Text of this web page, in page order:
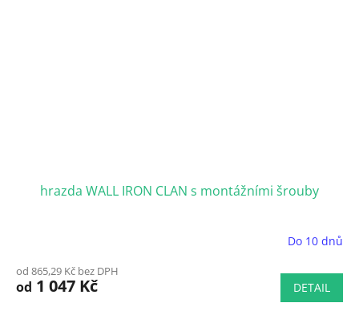
hrazda WALL IRON CLAN s montážními šrouby
Do 10 dnů
od 865,29 Kč bez DPH
od 1 047 Kč DETAIL